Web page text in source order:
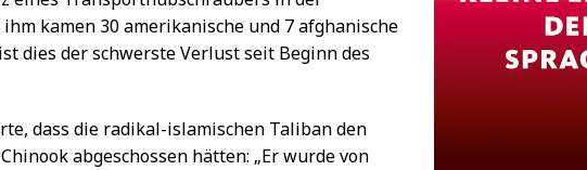
kamen 30 amerikanische und 7 afghanische
dies der schwerste Verlust seit Beginn des
dass die radikal-islamischen Taliban den
abgeschossen hätten: „Er wurde von